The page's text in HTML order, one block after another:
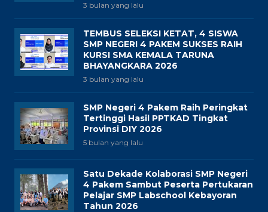
3 bulan yang lalu
TEMBUS SELEKSI KETAT, 4 SISWA
SMP NEGERI 4 PAKEM SUKSES RAIH
KURSI SMA KEMALA TARUNA
BHAYANGKARA 2026
3 bulan yang lalu
SMP Negeri 4 Pakem Raih Peringkat
Tertinggi Hasil PPTKAD Tingkat
Provinsi DIY 2026
5 bulan yang lalu
Satu Dekade Kolaborasi SMP Negeri
4 Pakem Sambut Peserta Pertukaran
Pelajar SMP Labschool Kebayoran
Tahun 2026